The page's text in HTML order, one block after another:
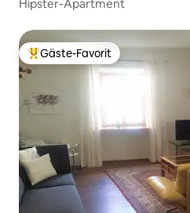
Hipster-Apartment
Beliebter Gäste-Favorit.
Gäste-Favorit